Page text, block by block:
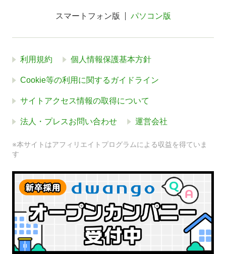
スマートフォン版 パソコン版
利用規約 個人情報保護基本方針
Cookie等の利用に関するガイドライン
サイトアクセス情報の取得について
法人・プレスお問い合わせ 運営会社
※本サイトはアフィリエイトプログラムによる収益を得ていま
す